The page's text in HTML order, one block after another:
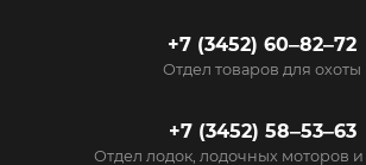
+7 (3452) 60‒82‒72
Отдел товаров для охоты
+7 (3452) 58‒53‒63
Отдел лодок, лодочных моторов и